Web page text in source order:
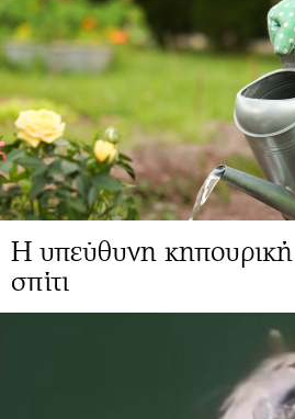
Η υπεύθυνη κηπουρική
σπίτι